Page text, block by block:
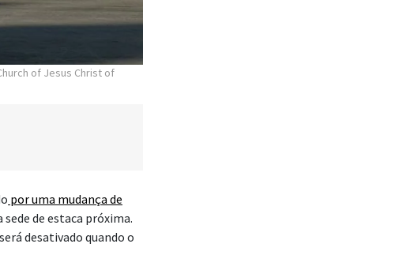
of Jesus Christ of
por uma mudança de
de estaca próxima.
desativado quando o